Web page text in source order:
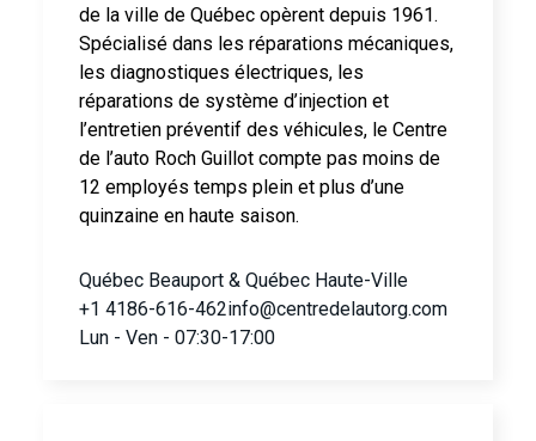
de la ville de Québec opèrent depuis 1961.
Spécialisé dans les réparations mécaniques,
les diagnostiques électriques, les
réparations de système d’injection et
l’entretien préventif des véhicules, le Centre
de l’auto Roch Guillot compte pas moins de
12 employés temps plein et plus d’une
quinzaine en haute saison.
Québec Beauport & Québec Haute-Ville
+1 4186-616-462info@centredelautorg.com
Lun - Ven - 07:30-17:00